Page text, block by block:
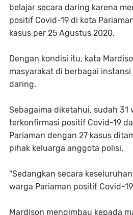
belajar secara daring karena
positif Covid-19 di kota
kasus per 25 Agustus 2020.
Dengan kondisi itu, kata
masyarakat di berbagai
daring.
Sebagaima diketahui, sudah 31
terkonfirmasi positif Covid-19
Pariaman dengan 27 kasus
pihak keluarga anggota polisi.
"Sedangkan secara
warga Pariaman positif Covid-
Mardison mengimbau kepada